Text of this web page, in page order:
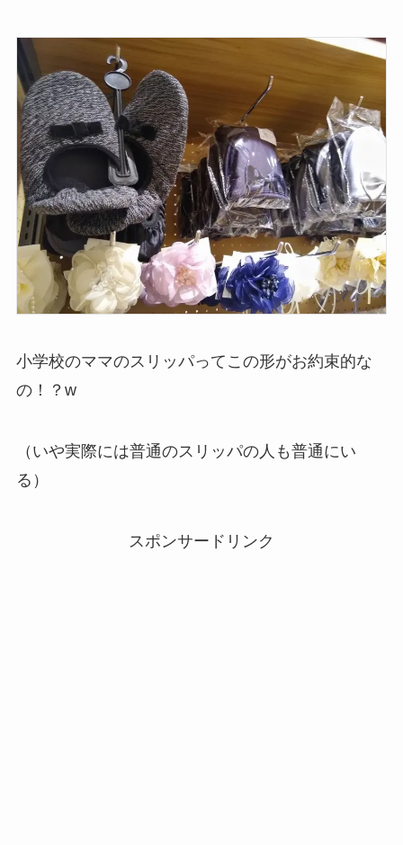
小学校のママのスリッパってこの形がお約束的な
の！？w
（いや実際には普通のスリッパの人も普通にい
る）
スポンサードリンク